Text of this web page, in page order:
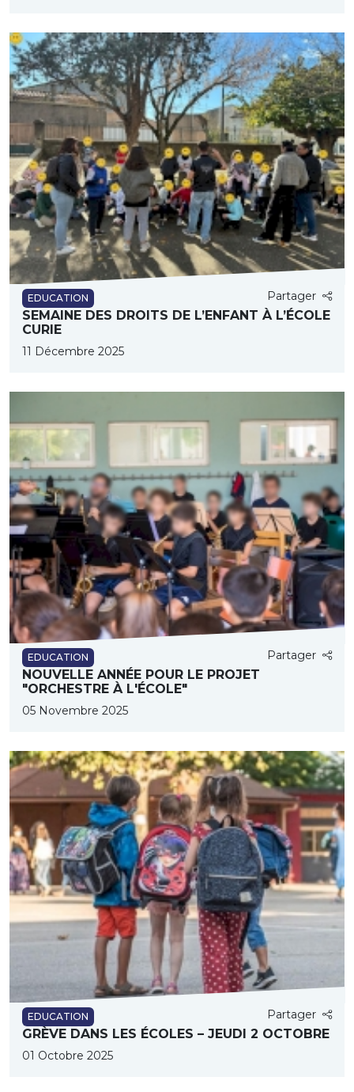
EDUCATION Partager
SEMAINE DES DROITS DE L’ENFANT À L’ÉCOLE
CURIE
11 Décembre 2025
EDUCATION Partager
NOUVELLE ANNÉE POUR LE PROJET
"ORCHESTRE À L'ÉCOLE"
05 Novembre 2025
EDUCATION Partager
GRÈVE DANS LES ÉCOLES – JEUDI 2 OCTOBRE
01 Octobre 2025